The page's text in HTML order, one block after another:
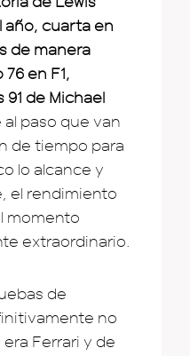
año, cuarta en
de manera
en F1,
91 de Michael
paso que van
de tiempo para
lo alcance y
el rendimiento
momento
extraordinario.
de
no
Ferrari y de